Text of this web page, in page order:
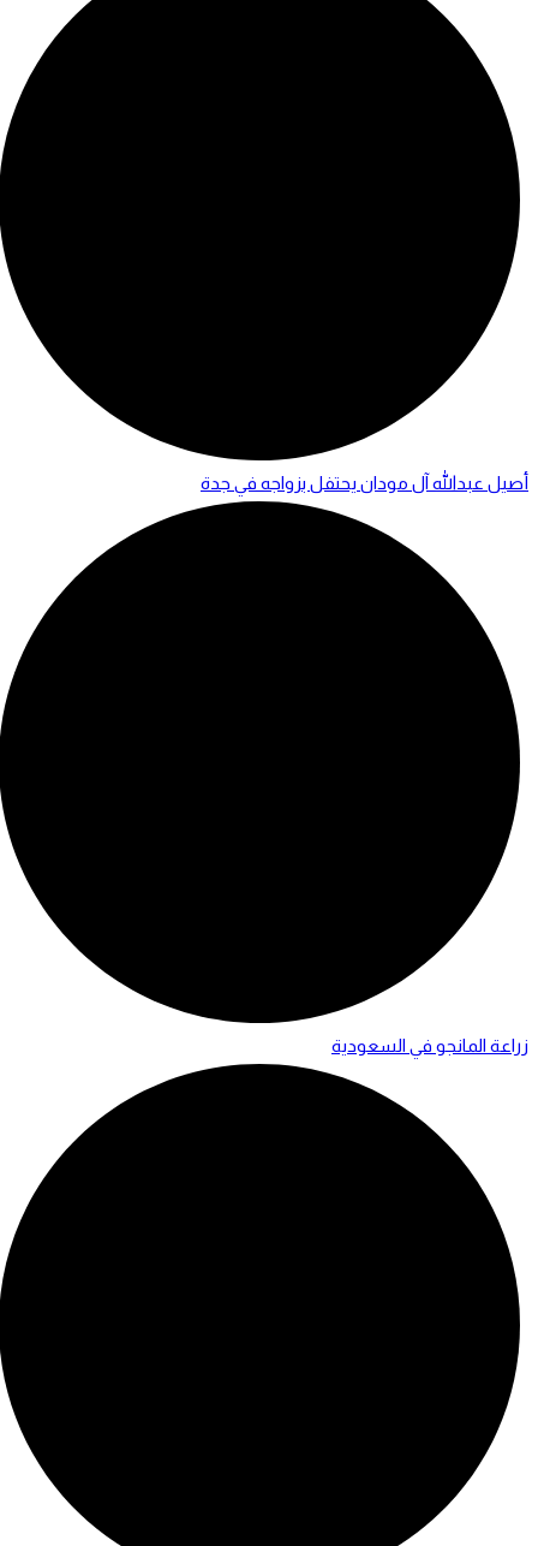
أصيل عبدالله آل مودان يحتفل بزواجه في جدة
زراعة المانجو في السعودية